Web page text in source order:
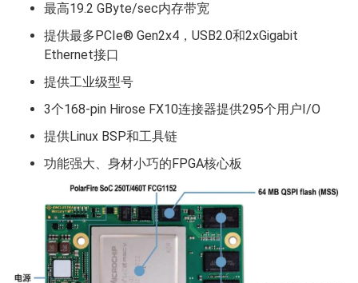
最高19.2 GByte/sec内存带宽
提供最多PCIe® Gen2x4，USB2.0和2xGigabit
Ethernet接口
提供工业级型号
3个168-pin Hirose FX10连接器提供295个用户I/O
提供Linux BSP和工具链
功能强大、身材小巧的FPGA核心板